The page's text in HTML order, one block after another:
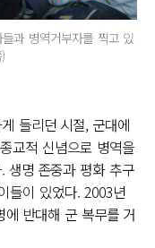
과 병역거부자를 찍고 있
들리던 시절, 군대에
교적 신념으로 병역을
생명 존중과 평화 추구
들이 있었다. 2003년
반대해 군 복무를 거